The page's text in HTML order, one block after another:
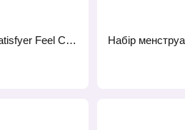
Набір менструальних чаш Satisfyer Feel Confident (dark green), 15мл і 20мл, мішечок для зберігання